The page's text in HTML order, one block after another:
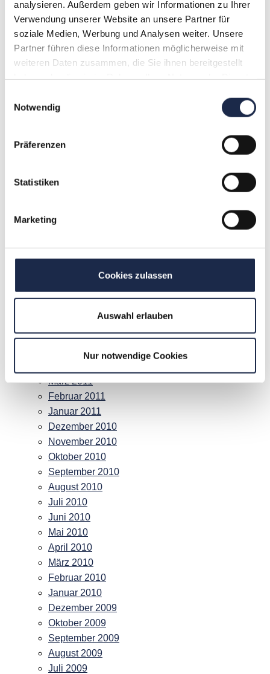
analysieren. Außerdem geben wir Informationen zu Ihrer
Verwendung unserer Website an unsere Partner für
soziale Medien, Werbung und Analysen weiter. Unsere
Partner führen diese Informationen möglicherweise mit
weiteren Daten zusammen, die Sie ihnen bereitgestellt
Notwendig
Präferenzen
Statistiken
Marketing
Cookies zulassen
Auswahl erlauben
Nur notwendige Cookies
Juni 2013
Mai 2013
April 2013
März 2013
Februar 2013
Januar 2013
November 2012
Juni 2012
Dezember 2011
November 2011
Oktober 2011
August 2011
Juli 2011
Juni 2011
März 2011
Februar 2011
Januar 2011
Dezember 2010
November 2010
Oktober 2010
September 2010
August 2010
Juli 2010
Juni 2010
Mai 2010
April 2010
März 2010
Februar 2010
Januar 2010
Dezember 2009
Oktober 2009
September 2009
August 2009
Juli 2009